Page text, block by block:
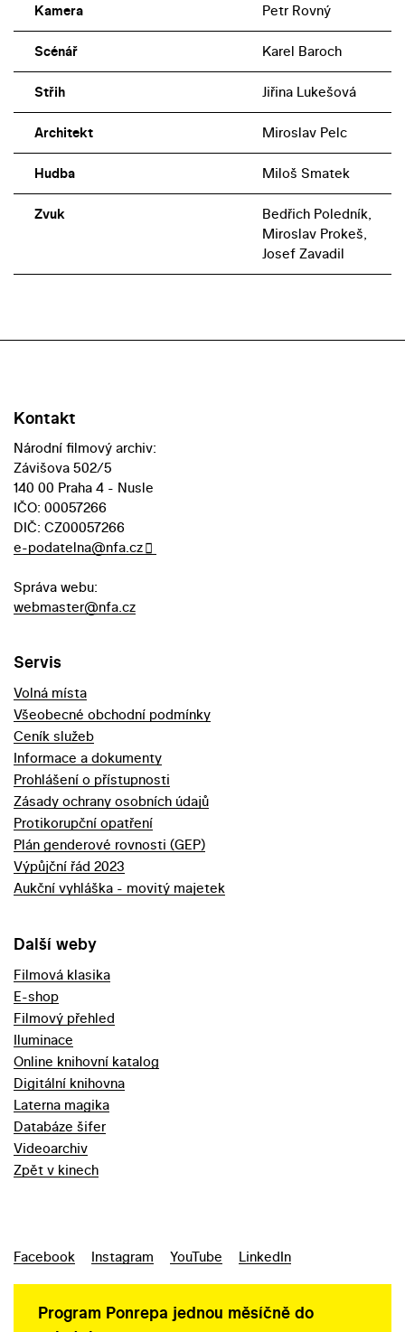
Kamera Petr Rovný
Scénář Karel Baroch
Střih Jiřina Lukešová
Architekt Miroslav Pelc
Hudba Miloš Smatek
Zvuk
Bedřich Poledník,
Miroslav Prokeš,
Josef Zavadil
Kontakt
Národní filmový archiv:
Závišova 502/5
140 00 Praha 4 - Nusle
IČO: 00057266
DIČ: CZ00057266
e-podatelna@nfa.cz
Správa webu:
webmaster@nfa.cz
Servis
Volná místa
Všeobecné obchodní podmínky
Ceník služeb
Informace a dokumenty
Prohlášení o přístupnosti
Zásady ochrany osobních údajů
Protikorupční opatření
Plán genderové rovnosti (GEP)
Výpůjční řád 2023
Aukční vyhláška - movitý majetek
Další weby
Filmová klasika
E-shop
Filmový přehled
Iluminace
Online knihovní katalog
Digitální knihovna
Laterna magika
Databáze šifer
Videoarchiv
Zpět v kinech
Facebook Instagram YouTube LinkedIn
Program Ponrepa jednou měsíčně do